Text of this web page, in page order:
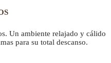
Un ambiente relajado y cálido
para su total descanso.